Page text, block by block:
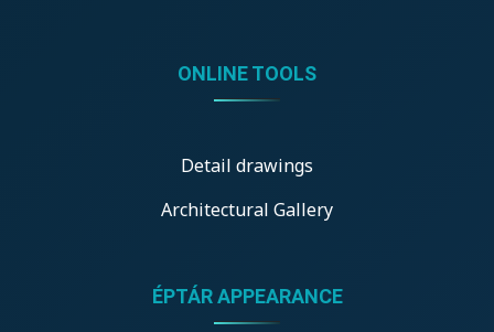
ONLINE TOOLS
Detail drawings
Architectural Gallery
ÉPTÁR APPEARANCE